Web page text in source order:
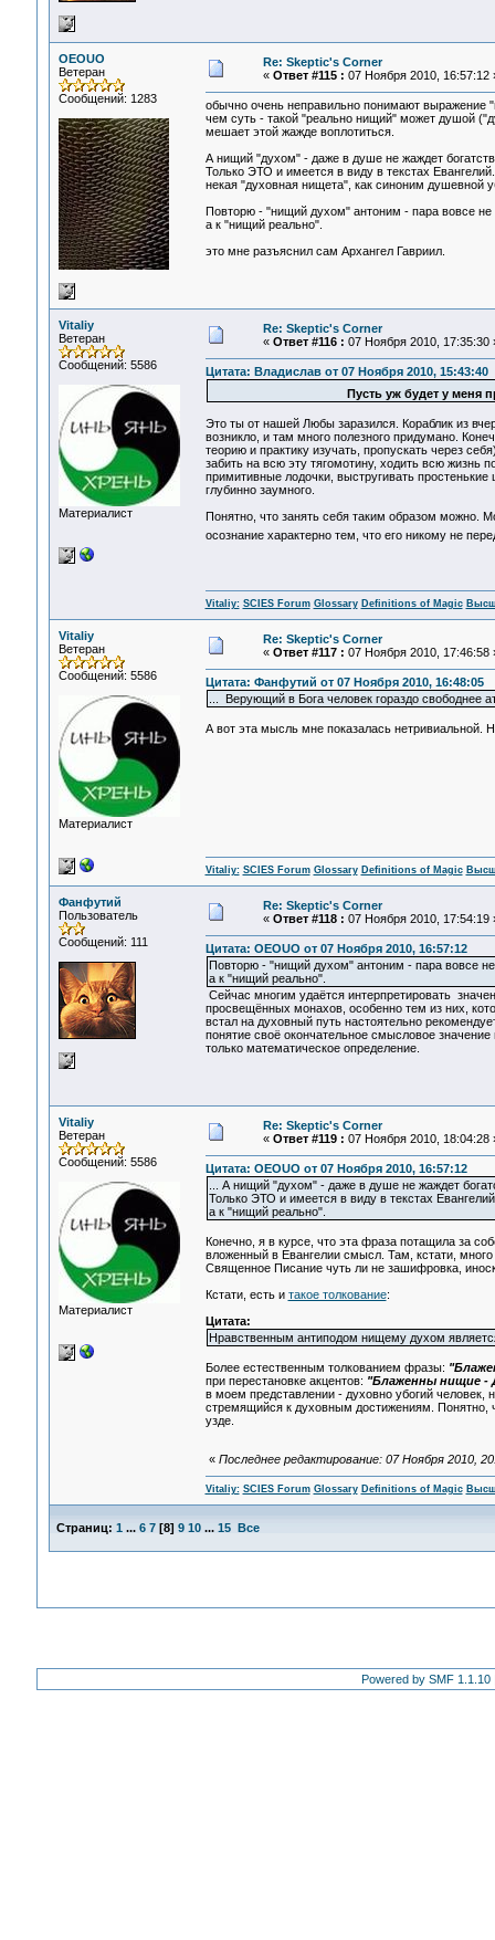
OEOUO
Ветеран
Сообщений: 1283
Re: Skeptic's Corner
« Ответ #115 : 07 Ноября 2010, 16:57:12
обычно очень неправильно понимают выражение
чем суть - такой "реально нищий" может душой
мешает этой жажде воплотиться.
А нищий "духом" - даже в душе не жаждет
Только ЭТО и имеется в виду в текстах
некая "духовная нищета", как синоним душевной
Повторю - "нищий духом" антоним - пара вовсе не
а к "нищий реально".
это мне разъяснил сам Архангел Гавриил.
Vitaliy
Ветеран
Сообщений: 5586
Материалист
Re: Skeptic's Corner
« Ответ #116 : 07 Ноября 2010, 17:35:30
Цитата: Владислав от 07 Ноября 2010, 15:43:40
Пусть уж будет у меня
Это ты от нашей Любы заразился. Кораблик из
возникло, и там много полезного придумано.
теорию и практику изучать, пропускать через
забить на всю эту тягомотину, ходить всю жизнь
примитивные лодочки, выстругивать
глубинно заумного.
Понятно, что занять себя таким образом можно.
осознание характерно тем, что его никому не
Vitaliy: SCIES Forum Glossary Definitions of Magic
Vitaliy
Ветеран
Сообщений: 5586
Материалист
Re: Skeptic's Corner
« Ответ #117 : 07 Ноября 2010, 17:46:58
Цитата: Фанфутий от 07 Ноября 2010, 16:48:05
... Верующий в Бога человек гораздо свободнее
А вот эта мысль мне показалась нетривиальной.
Vitaliy: SCIES Forum Glossary Definitions of Magic
Фанфутий
Пользователь
Сообщений: 111
Re: Skeptic's Corner
« Ответ #118 : 07 Ноября 2010, 17:54:19
Цитата: OEOUO от 07 Ноября 2010, 16:57:12
Повторю - "нищий духом" антоним - пара вовсе
а к "нищий реально".
Сейчас многим удаётся интерпретировать
просвещённых монахов, особенно тем из них,
встал на духовный путь настоятельно
понятие своё окончательное смысловое
только математическое определение.
Vitaliy
Ветеран
Сообщений: 5586
Материалист
Re: Skeptic's Corner
« Ответ #119 : 07 Ноября 2010, 18:04:28
Цитата: OEOUO от 07 Ноября 2010, 16:57:12
... А нищий "духом" - даже в душе не жаждет
Только ЭТО и имеется в виду в текстах
а к "нищий реально".
Конечно, я в курсе, что эта фраза потащила за
вложенный в Евангелии смысл. Там, кстати,
Священное Писание чуть ли не зашифровка,
Кстати, есть и такое толкование:
Цитата:
Нравственным антиподом нищему духом
Более естественным толкованием фразы:
при перестановке акцентов: "Блаженны нищие -
в моем представлении - духовно убогий человек,
стремящийся к духовным достижениям. Понятно,
узде.
« Последнее редактирование: 07 Ноября 2010,
Vitaliy: SCIES Forum Glossary Definitions of Magic
Страниц: 1 ... 6 7[8] 9 10 ... 15 Все
Powered by SMF 1.1.10